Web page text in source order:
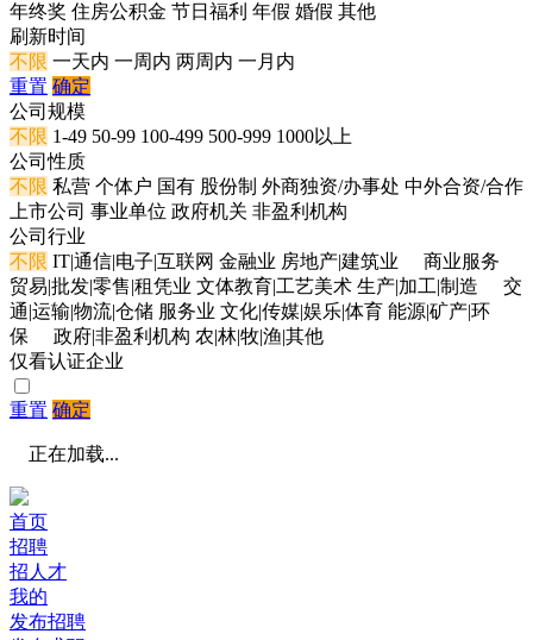
年终奖 住房公积金 节日福利 年假 婚假 其他
刷新时间
不限 一天内 一周内 两周内 一月内
重置 确定
公司规模
不限 1-49 50-99 100-499 500-999 1000以上
公司性质
不限 私营 个体户 国有 股份制 外商独资/办事处 中外合资/合作
上市公司 事业单位 政府机关 非盈利机构
公司行业
不限 IT|通信|电子|互联网 金融业 房地产|建筑业
商业服务
贸易|批发|零售|租凭业 文体教育|工艺美术 生产|加工|制造
交
通|运输|物流|仓储 服务业 文化|传媒|娱乐|体育 能源|矿产|环
保
政府|非盈利机构 农|林|牧|渔|其他
仅看认证企业
重置 确定
正在加载...
首页
招聘
招人才
我的
发布招聘